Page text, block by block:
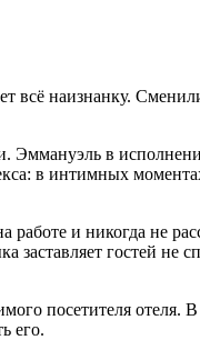
всё наизнанку.
Эммануэль в
в интимных
и никогда не
заставляет гостей не
посетителя отеля.
его.